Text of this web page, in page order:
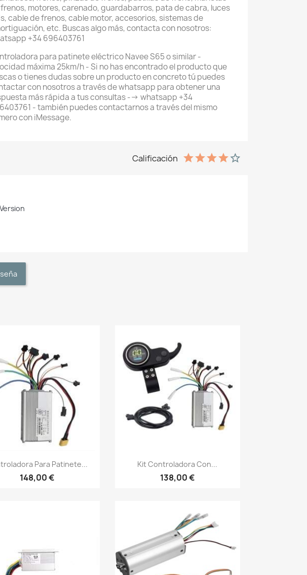
motores, carenado, guardabarros, pata de cabra, luces
cable de frenos, cable motor, accesorios, sistemas de
etc. Buscas algo más, contacta con nosotros:
+34 696403761
para patinete eléctrico Navee S65 o similar -
máxima 25km/h - Si no has encontrado el producto que
o tienes dudas sobre un producto en concreto tú puedes
con nosotros a través de whatsapp para obtener una
más rápida a tus consultas --> whatsapp +34
- también puedes contactarnos a través del mismo
con iMessage.
Calificación
Vista rápida
Para Patinete...
148,00 €
Vista rápida
Kit Controladora Con...
138,00 €